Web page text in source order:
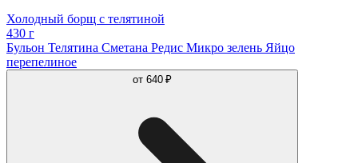
Холодный борщ с телятиной
430 г
Бульон Телятина Сметана Редис Микро зелень Яйцо
перепелиное
от 640 ₽